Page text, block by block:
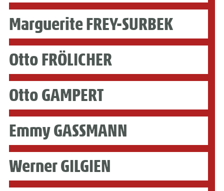
Marguerite FREY-SURBEK
Otto FRÖLICHER
Otto GAMPERT
Emmy GASSMANN
Werner GILGIEN